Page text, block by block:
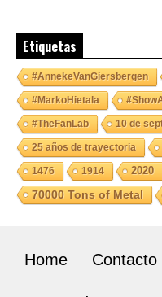
Etiquetas
#AnnekeVanGiersbergen
#MarkoHietala
#TheFanLab 10 de
25 años de trayectoria
1476 1914 2020
70000 Tons of Metal
Home Contacto